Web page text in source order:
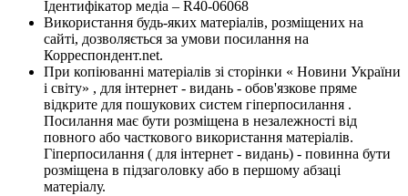
Ідентифікатор медіа – R40-06068
Використання будь-яких матеріалів, розміщених на
сайті, дозволяється за умови посилання на
Корреспондент.net.
При копіюванні матеріалів зі сторінки « Новини України
і світу» , для інтернет - видань - обов'язкове пряме
відкрите для пошукових систем гіперпосилання .
Посилання має бути розміщена в незалежності від
повного або часткового використання матеріалів.
Гіперпосилання ( для інтернет - видань) - повинна бути
розміщена в підзаголовку або в першому абзаці
матеріалу.